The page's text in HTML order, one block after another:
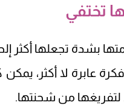
تختفي
بشدة تجعلها أكثر
عابرة لا أكثر،
من شحنتها.